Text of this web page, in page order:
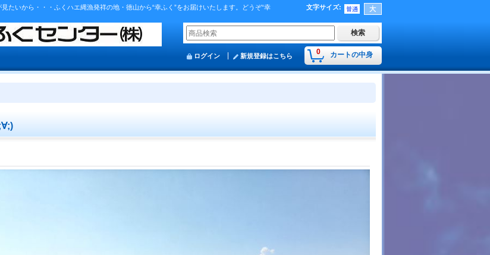
たいから・・・ふくハエ縄漁発祥の地・徳山から“幸ふく”をお届けいたします。どうぞ“幸
文字サイズ:
0 カートの中身
ログイン 新規登録はこちら